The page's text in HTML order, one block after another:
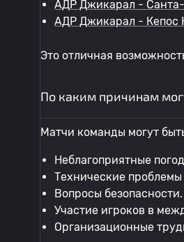
АДР Джикарал -
АДР Джикарал - Кепос
Это отличная
По каким причинам
Матчи команды могут
Неблагоприятные
Технические проблемы
Вопросы безопасности.
Участие игроков в
Организационные